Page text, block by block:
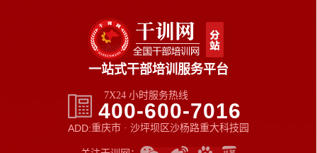
一站式干部培训服务平台
7X24 小时服务热线
400-600-7016
ADD:重庆市 · 沙坪坝区沙杨路重大科技园